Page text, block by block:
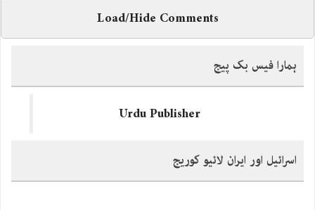
Load/Hide Comments
ہمارا فیس بک پیج
Urdu Publisher
اسرائیل اور ایران لائیو کوریج